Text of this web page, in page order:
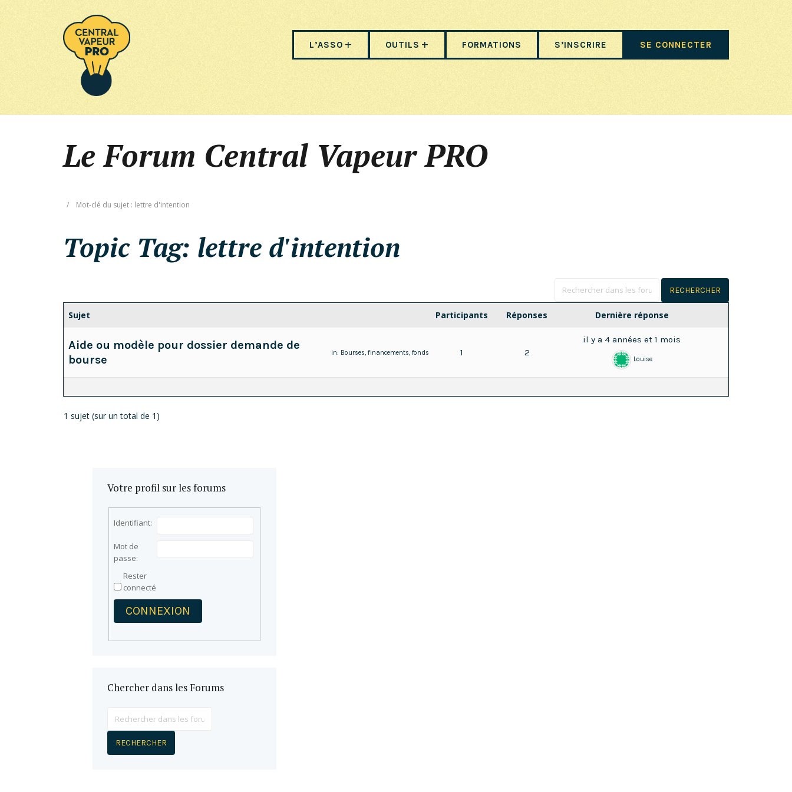
L’ASSO OUTILS FORMATIONS S’INSCRIRE SE CONNECTER
Le Forum Central Vapeur PRO
/ Mot-clé du sujet : lettre d'intention
Topic Tag: lettre d'intention
Sujet Participants Réponses Dernière réponse
Aide ou modèle pour dossier demande de
bourse
in: Bourses, financements, fonds 1 2
il y a 4 années et 1 mois
Louise
1 sujet (sur un total de 1)
Votre profil sur les forums
Identifiant:
Mot de
passe:
Rester
connecté
CONNEXION
Chercher dans les Forums